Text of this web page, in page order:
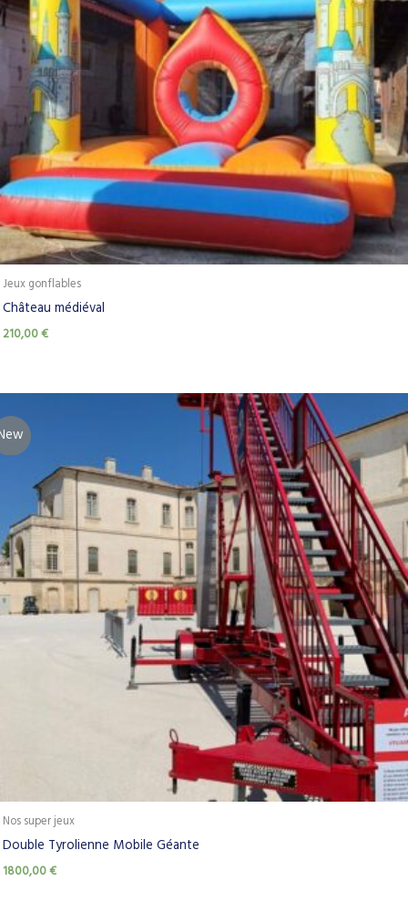
Jeux gonflables
Château médiéval
210,00€
Nos super jeux
Double Tyrolienne Mobile Géante
1800,00€